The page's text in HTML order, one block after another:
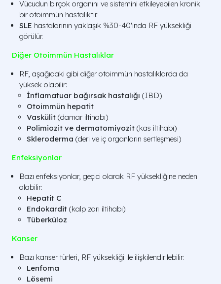
Vücudun birçok organını ve sistemini etkileyebilen kronik
bir otoimmün hastalıktır.
SLE hastalarının yaklaşık %30-40'ında RF yüksekliği
görülür.
Diğer Otoimmün Hastalıklar
RF, aşağıdaki gibi diğer otoimmün hastalıklarda da
yüksek olabilir:
İnflamatuar bağırsak hastalığı (IBD)
Otoimmün hepatit
Vaskülit (damar iltihabı)
Polimiozit ve dermatomiyozit (kas iltihabı)
Skleroderma (deri ve iç organların sertleşmesi)
Enfeksiyonlar
Bazı enfeksiyonlar, geçici olarak RF yüksekliğine neden
olabilir:
Hepatit C
Endokardit (kalp zarı iltihabı)
Tüberküloz
Kanser
Bazı kanser türleri, RF yüksekliği ile ilişkilendirilebilir:
Lenfoma
Lösemi